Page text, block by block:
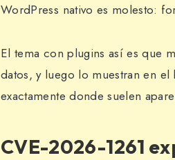
WordPress nativo es molesto:
El tema con plugins así es que
datos, y luego lo muestran en
exactamente donde suelen
CVE-2026-1261